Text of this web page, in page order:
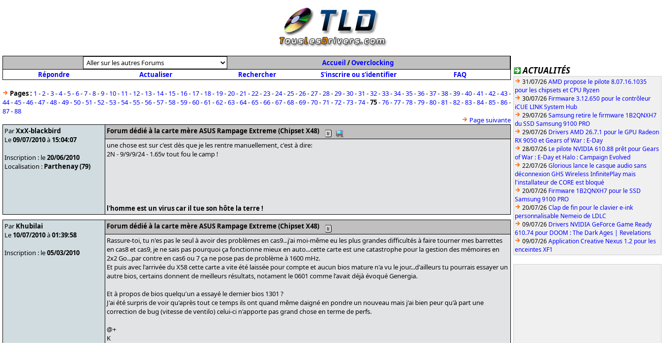
ACTUALITÉS
31/07/26AMD propose le pilote 8.07.16.1035
pour les chipsets et CPU Ryzen
30/07/26 Firmware 3.12.650 pour le contrôleur
iCUE LINK System Hub
29/07/26Samsung retire le firmware 1B2QNXH7
du SSD Samsung 9100 PRO
29/07/26 Drivers AMD 26.7.1 pour le GPU Radeon
RX 9050 et Gears of War : E-Day
28/07/26 Le pilote NVIDIA 610.88 prêt pour Gears
of War : E-Day et Halo : Campaign Evolved
22/07/26Glorious lance le casque audio sans
déconnexion GHS Wireless InfinitePlay mais
l'installateur de CORE est bloqué
20/07/26 Firmware 1B2QNXH7 pour le SSD
Samsung 9100 PRO
20/07/26Clap de fin pour le clavier e-ink
personnalisable Nemeio de LDLC
09/07/26 Drivers NVIDIA GeForce Game Ready
610.74 pour DOOM : The Dark Ages | Revelations
09/07/26Application Creative Nexus 1.2 pour les
enceintes XF1
Accueil /Overclocking
Répondre
Actualiser Rechercher S'inscrire ou s'identifier FAQ
Pages : 1 -2-3-4-5-6-7-8-9- 10- 11 - 12- 13- 14- 15- 16- 17- 18- 19-20-21 -22-23-24-25-26-27-28-29-30-31 -32-33-34-35-36-37-38-39-40-41 -42-43-
44-45-46-47-48-49-50-51 -52-53-54-55-56-57-58-59-60-61 -62-63-64-65-66-67-68-69-70-71 -72-73-74-75-76-77-78-79-80-81 -82-83-84-85-86-
87-88
Page suivante
ParXxX-blackbird
Le09/07/2010à 15:04:07
Inscription : le20/06/2010
Localisation : Parthenay (79)
Forum dédié à la carte mère ASUS Rampage Extreme (Chipset X48)
une chose est sur c'est dès que je les rentre manuellement, c'est à dire:
2N - 9/9/9/24 - 1.65v tout fou le camp !
l'homme est un virus car il tue son hôte la terre !
Par Khubilai
Le 10/07/2010à01:39:58
Inscription : le05/03/2010
Forum dédié à la carte mère ASUS Rampage Extreme (Chipset X48)
Rassure-toi, tu n'es pas le seul à avoir des problèmes en cas9...j'ai moi-même eu les plus grandes difficultés à faire tourner mes barrettes
en cas8 et cas9, je ne sais pas pourquoi ça fonctionne mieux en auto...cette carte est une catastrophe pour la gestion des mémoires en
2x2 Go...par contre en cas6 ou 7 ça ne pose pas de problème à 1600 mHz.
Et puis avec l'arrivée du X58 cette carte a vite été laissée pour compte et aucun bios mature n'a vu le jour...d'ailleurs tu pourrais essayer un
autre bios, certains donnent de meilleurs résultats, notament le 0601 comme l'avait déjà évoqué Genergia.
Et à propos de bios quelqu'un a essayé le dernier bios 1301 ?
J'ai été surpris de voir qu'après tout ce temps ils ont quand même daigné en pondre un nouveau mais j'ai bien peur qu'à part une
correction de bug (vitesse de ventilo) celui-ci n'apporte pas grand chose en terme de perfs.
@+
K